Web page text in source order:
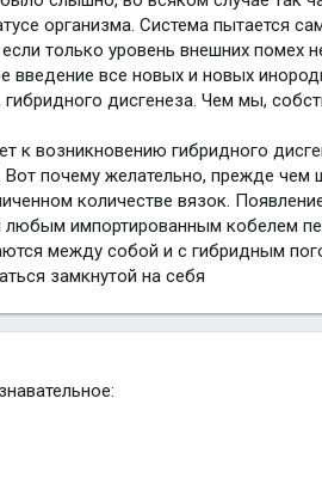
организма. Система пытается
только уровень внешних помех
введение все новых и новых
дисгенеза. Чем мы,
к возникновению гибридного
почему желательно, прежде чем
количестве вязок.
любым импортированным кобелем
между собой и с гибридным
замкнутой на себя